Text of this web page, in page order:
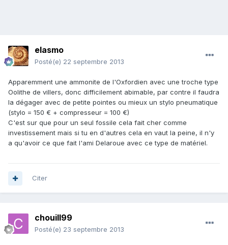
elasmo
Posté(e) 22 septembre 2013
Apparemment une ammonite de l'Oxfordien avec une troche type
Oolithe de villers, donc difficilement abimable, par contre il faudra
la dégager avec de petite pointes ou mieux un stylo pneumatique
(stylo = 150 € + compresseur = 100 €)
C'est sur que pour un seul fossile cela fait cher comme
investissement mais si tu en d'autres cela en vaut la peine, il n'y
a qu'avoir ce que fait l'ami Delaroue avec ce type de matériel.
Citer
chouill99
Posté(e) 23 septembre 2013